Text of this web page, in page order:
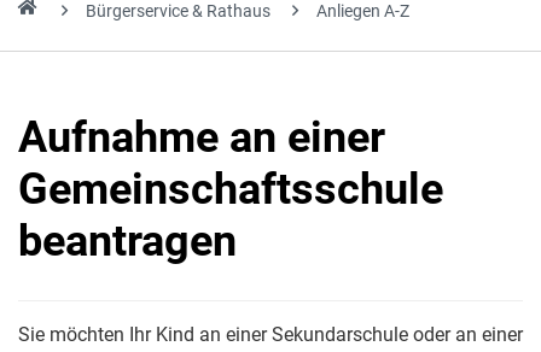
Bürgerservice & Rathaus Anliegen A-Z
Aufnahme an einer
Gemeinschaftsschule
beantragen
Sie möchten Ihr Kind an einer Sekundarschule oder an einer